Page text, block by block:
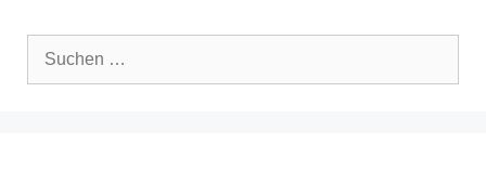
nach: